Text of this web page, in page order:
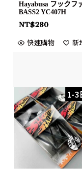
Hayabusa フックフ
BASS2 YC407H
NT$280
快速購物 新
1-3